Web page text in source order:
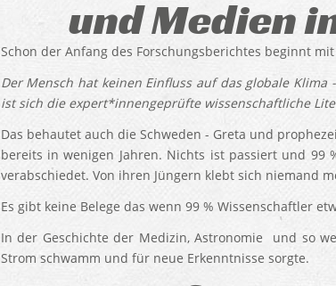
und Medien
Schon der Anfang des Forschungsberichtes beginnt
Der Mensch hat keinen Einfluss auf das globale
ist sich die expert*innengeprüfte wissenschaftliche
Das behautet auch die Schweden - Greta und
bereits in wenigen Jahren. Nichts ist passiert und 99
verabschiedet. Von ihren Jüngern klebt sich niemand
Es gibt keine Belege das wenn 99 % Wissenschaftler
In der Geschichte der Medizin, Astronomie und so
Strom schwamm und für neue Erkenntnisse sorgte.